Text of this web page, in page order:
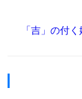
「吉」の付